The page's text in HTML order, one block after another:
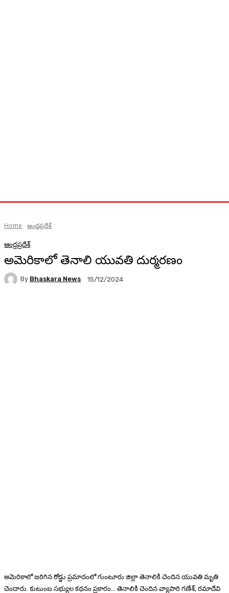
Home ఆంధ్రప్రదేశ్
ఆంధ్రప్రదేశ్
అమెరికాలో తెనాలి యువతి దుర్మరణం
By Bhaskara News 15/12/2024
అమెరికాలో జరిగిన రోడ్డు ప్రమాదంలో గుంటూరు జిల్లా తెనాలికి చెందిన యువతి మృతి
చెందారు. కుటుంబ సభ్యుల కథనం ప్రకారం… తెనాలికి చెందిన వ్యాపారి గణేశ్, రమాదేవి